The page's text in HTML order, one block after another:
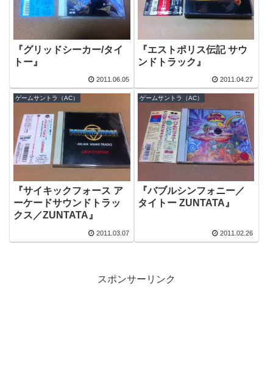
『グリッドシーカー/タイ
トー』
2011.06.05
『エストポリス伝記 サウ
ンドトラック』
2011.04.27
ゲームサントラ（AC）
『サイキックフォース ア
ーケードサウンドトラッ
クス／ZUNTATA』
2011.03.07
ゲームサントラ（AC）
『バブルシンフォニー／
タイトー ZUNTATA』
2011.02.26
スポンサーリンク